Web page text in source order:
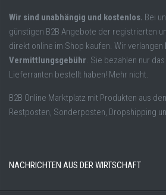
Wir sind unabhängig und kostenlos. Bei
günstigen B2B Angebote der registrierten
direkt online im Shop kaufen. Wir verlangen
Vermittlungsgebühr. Sie bezahlen nur
Lieferranten bestellt haben! Mehr nicht.
B2B Online Marktplatz mit Produkten aus
Restposten, Sonderposten, Dropshipping
NACHRICHTEN AUS DER WIRTSCHAFT